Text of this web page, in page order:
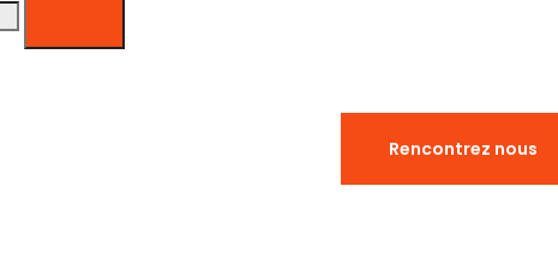
Rencontrez nous